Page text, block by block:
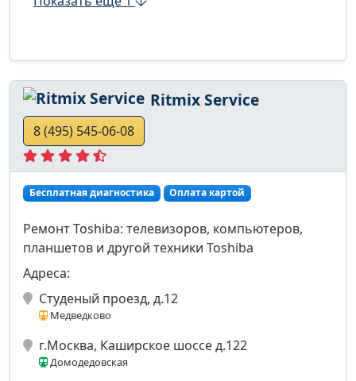
Ritmix Service
8 (495) 545-06-08
Бесплатная диагностика Оплата картой
Ремонт Toshiba: телевизоров, компьютеров,
планшетов и другой техники Toshiba
Адреса:
Студеный проезд, д.12
Медведково
г.Москва, Каширское шоссе д.122
Домодедовская